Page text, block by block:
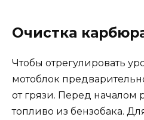
Очистка
Чтобы отрегулировать
мотоблок
от грязи. Перед началом
топливо из бензобака.